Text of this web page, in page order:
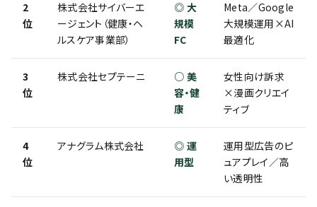
2
位
株式会社サイバーエ
ージェント（健康・ヘ
ルスケア事業部）
◎ 大
規模
FC
Meta／Google
大規模運用×AI
最適化
3
位
株式会社セプテーニ
○ 美
容・健
康
女性向け訴求
×漫画クリエイ
ティブ
4
位
アナグラム株式会社
◎ 運
用型
運用型広告のピ
ュアプレイ／高
い透明性